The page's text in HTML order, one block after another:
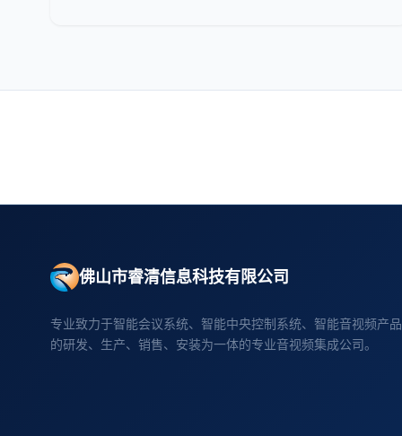
佛山市睿清信息科技有限公司
专业致力于智能会议系统、智能中央控制系统、智能音视频产品
的研发、生产、销售、安装为一体的专业音视频集成公司。